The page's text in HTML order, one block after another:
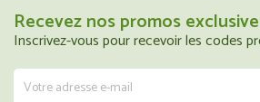
Recevez nos promos
Inscrivez-vous pour recevoir les codes